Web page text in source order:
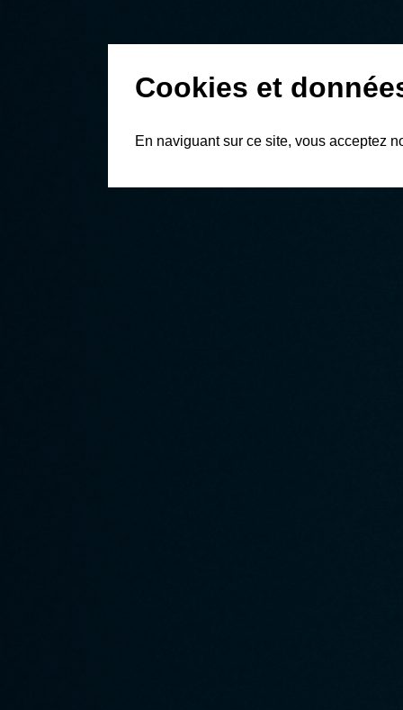
Cookies et
En naviguant sur ce site, vous acceptez